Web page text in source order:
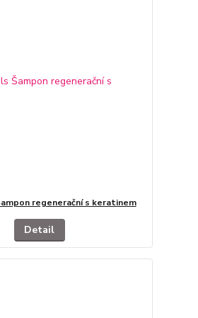
regenerační s keratinem
Detail